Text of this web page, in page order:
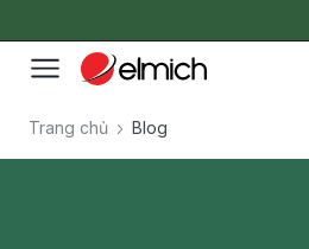
Trang chủ Blog